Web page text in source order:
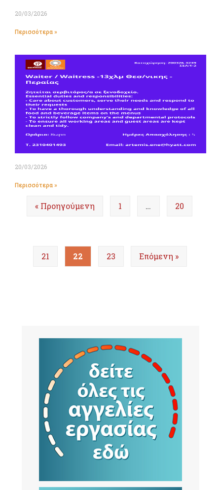
20/03/2026
Περισσότερα »
20/03/2026
Περισσότερα »
« Προηγούμενη 1 … 20
21 22 23 Επόμενη »